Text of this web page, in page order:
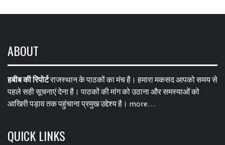
ABOUT
हबीब की रिपोर्टराजस्थान के पाठकों का मंच है। हमारा मकसद आपको समय से
पहले सही सूचनाएं देना है। पाठकों की मांग को उठाना और समस्याओं को
आखिरी पड़ाव तक पहुंचाना प्रमुख उद्देश्य है। more…
QUICK LINKS